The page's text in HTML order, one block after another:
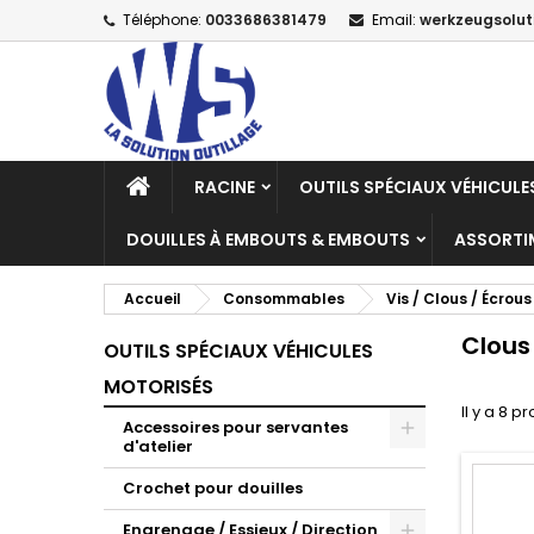
Téléphone: 0033686381479 Email:
RACINE OUTILS SPÉCIAUX
DOUILLES À EMBOUTS & EMBOUTS
Accueil Consommables Vis / Clous / Écrous
OUTILS SPÉCIAUX VÉHICULES
MOTORISÉS
Accessoires pour servantes
d'atelier
Crochet pour douilles
Clous
Il y a 8